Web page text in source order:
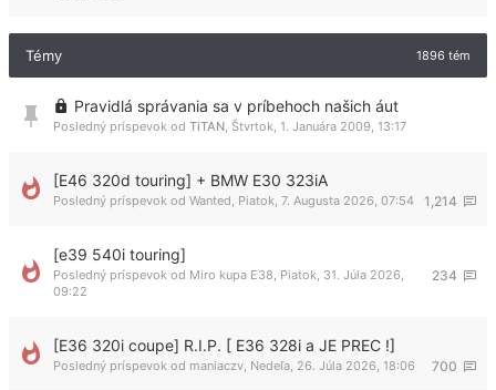
Témy 1896 tém
Pravidlá správania sa v príbehoch našich áut
Posledný príspevok od TiTAN Štvrtok, 1. Januára 2009, 13:17
[E46 320d touring] + BMW E30 323iA
1,214
Posledný príspevok od Wanted Piatok, 7. Augusta 2026, 07:54
[e39 540i touring]
234
Posledný príspevok od Miro kupa E38 Piatok, 31. Júla 2026,
09:22
[E36 320i coupe] R.I.P. [ E36 328i a JE PREC !]
700
Posledný príspevok od maniaczv Nedeľa, 26. Júla 2026, 18:06